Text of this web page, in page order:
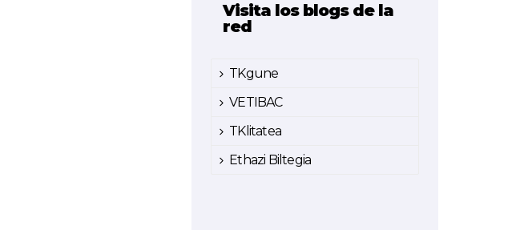
Visita los blogs de la
red
TKgune
VETIBAC
TKlitatea
Ethazi Biltegia